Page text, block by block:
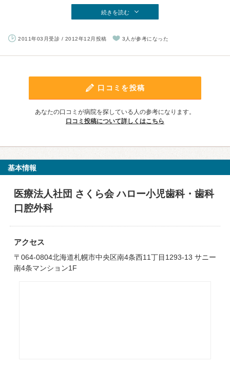
続きを読む
2011年03月受診 / 2012年12月投稿 3人が参考になった
口コミを投稿
あなたの口コミが病院を探している人の参考になります。
口コミ投稿について詳しくはこちら
基本情報
医療法人社団 さくら会 ハロー小児歯科・歯科
口腔外科
アクセス
〒064-0804北海道札幌市中央区南4条西11丁目1293-13 サニー
南4条マンション1F